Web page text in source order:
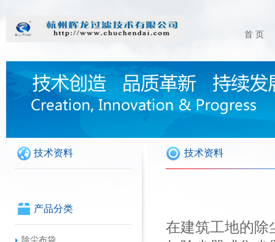
首 页
技术资料
产品分类
除尘布袋
技术资料
在建筑工地的除